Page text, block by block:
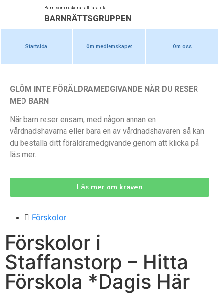
Barn som riskerar att fara illa
BARNRÄTTSGRUPPEN
Startsida Om medlemskapet Om oss
GLÖM INTE FÖRÄLDRAMEDGIVANDE NÄR DU RESER
MED BARN
När barn reser ensam, med någon annan en
vårdnadshavarna eller bara en av vårdnadshavaren så kan
du beställa ditt föräldramedgivande genom att klicka på
läs mer.
Läs mer om kraven
Förskolor
Förskolor i
Staffanstorp – Hitta
Förskola *Dagis Här